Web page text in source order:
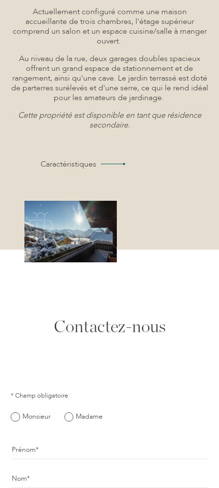
Actuellement configuré comme une maison
accueillante de trois chambres, l'étage supérieur
comprend un salon et un espace cuisine/salle à manger
ouvert.
Au niveau de la rue, deux garages doubles spacieux
offrent un grand espace de stationnement et de
rangement, ainsi qu'une cave. Le jardin terrassé est doté
de parterres surélevés et d'une serre, ce qui le rend idéal
pour les amateurs de jardinage.
Cette propriété est disponible en tant que résidence
secondaire.
Caractéristiques
Contactez-nous
* Champ obligatoire
Monsieur Madame
Prénom
Nom